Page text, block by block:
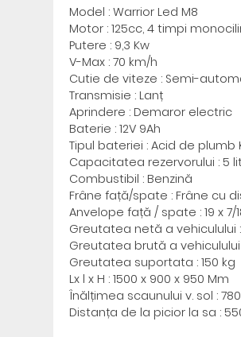
Model : Warrior Led M8
Motor : 125cc, 4 timpi
Putere : 9,3 Kw
V-Max : 70 km/h
Cutie de viteze : Semi-
Transmisie : Lanț
Aprindere : Demaror electric
Baterie : 12V 9Ah
Tipul bateriei : Acid de plumb
Capacitatea rezervorului : 5
Combustibil : Benzină
Frâne față/spate : Frâne cu
Anvelope față / spate : 19 x 7/
Greutatea netă a vehiculului :
Greutatea brută a vehiculului
Greutatea suportata : 150 kg
Lx l x H : 1500 x 900 x 950 Mm
Înălțimea scaunului v. sol :
Distanța de la picior la sa :